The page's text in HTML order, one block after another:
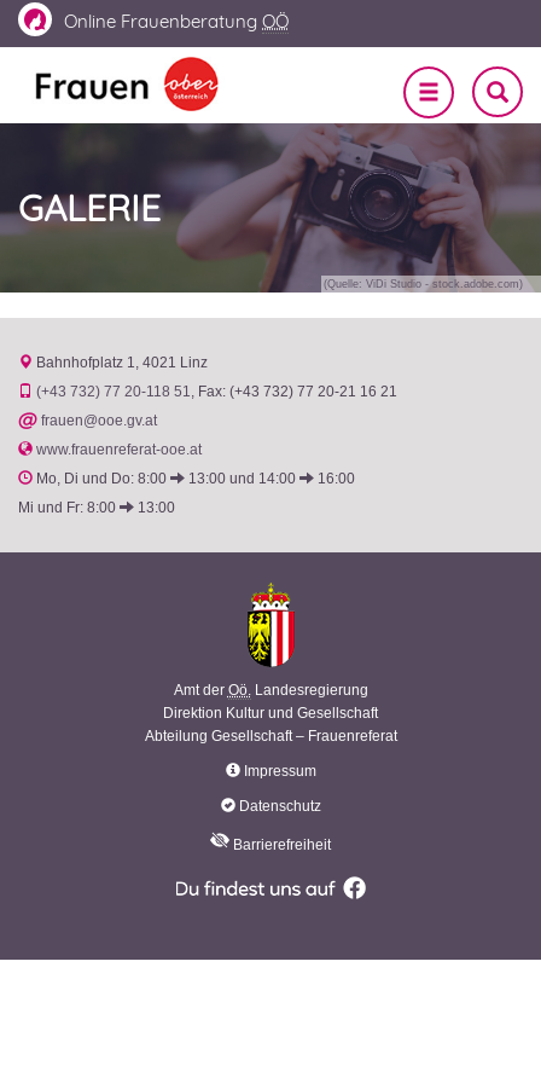
Online Frauenberatung OÖ
SUCHE
EIN-
UND
Navigation
ein-/
GALERIE
(Quelle: ViDi Studio - stock.adobe.com)
Bahnhofplatz 1 4021 Linz
(+43 732) 77 20-118 51
Fax: (+43 732) 77 20-21 16 21
@ frauen@ooe.gv.at
www.frauenreferat-ooe.at
Mo, Di und Do: 8:00
13:00 und 14:00
16:00
Mi und Fr: 8:00
13:00
Amt der Oö.Landesregierung
Direktion Kultur und Gesellschaft
Abteilung Gesellschaft – Frauenreferat
Impressum
Datenschutz
Barrierefreiheit